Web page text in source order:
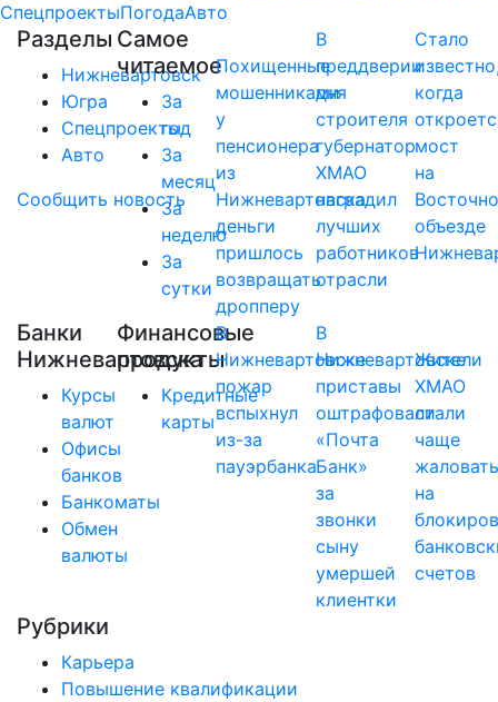
СпецпроектыПогодаАвто
Разделы
Нижневартовск
Югра
Спецпроекты
Авто
Сообщить новость
Самое
читаемое
За
год
За
месяц
За
неделю
За
сутки
Похищенные
мошенниками
у
пенсионера
из
Нижневартовска
деньги
пришлось
возвращать
дропперу
В
преддверии
дня
строителя
губернатор
ХМАО
наградил
лучших
работников
отрасли
Стало
когда
мост
на
объезде
Банки
Нижневартовска
Курсы
валют
Офисы
банков
Банкоматы
Обмен
валюты
Финансовые
продукты
Кредитные
карты
В
Нижневартовске
пожар
вспыхнул
из-за
пауэрбанка
В
Нижневартовске
приставы
оштрафовали
«Почта
Банк»
за
звонки
сыну
умершей
клиентки
Жители
ХМАО
стали
чаще
на
счетов
Рубрики
Карьера
Повышение квалификации